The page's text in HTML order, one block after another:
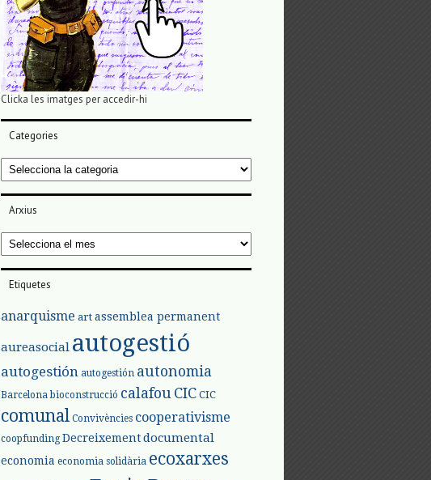
Clicka les imatges per accedir-hi
Categories
Categories
Arxius
Arxius
Etiquetes
anarquisme art assemblea permanent
aureasocial autogestió
autogestión autogestión autonomia
Barcelona bioconstrucció calafou CIC CIC
comunal Convivències cooperativisme
coopfunding Decreixementdocumental
economia economia solidària ecoxarxes